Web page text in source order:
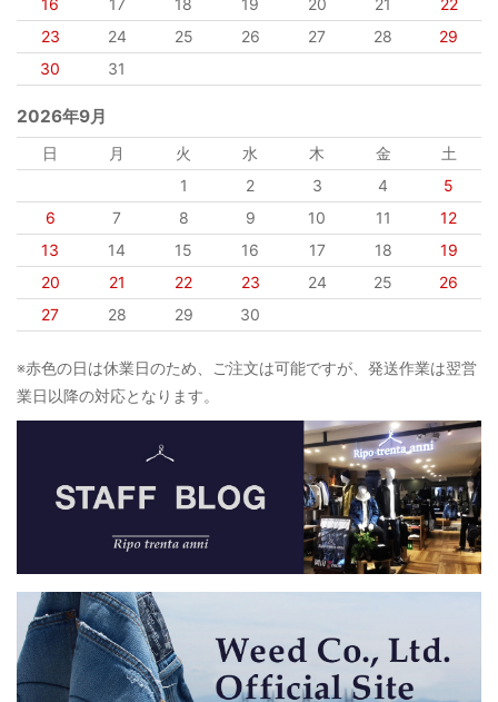
16
17 18 19 20 21
22
23
24 25 26 27 28
29
30
31
2026年9月
日 月 火 水 木 金
土
1
2 3 4
5
6
7 8 9 10 11
12
13
14 15 16 17 18
19
20
21 22 23 24 25
26
27
28 29 30
※赤色の日は休業日のため、ご注文は可能ですが、発送作業は翌営
業日以降の対応となります。